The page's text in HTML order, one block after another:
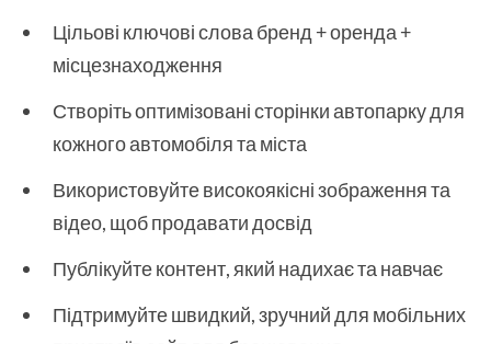
Цільові ключові слова бренд + оренда +
місцезнаходження
Створіть оптимізовані сторінки автопарку для
кожного автомобіля та міста
Використовуйте високоякісні зображення та
відео, щоб продавати досвід
Публікуйте контент, який надихає та навчає
Підтримуйте швидкий, зручний для мобільних